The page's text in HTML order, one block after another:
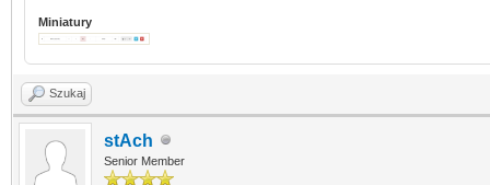
Miniatury
Szukaj
stAch
Senior Member